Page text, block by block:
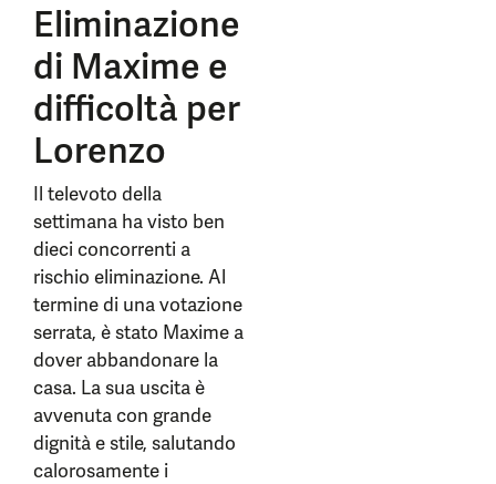
Eliminazione
di Maxime e
difficoltà per
Lorenzo
Il televoto della
settimana ha visto ben
dieci concorrenti a
rischio eliminazione. Al
termine di una votazione
serrata, è stato Maxime a
dover abbandonare la
casa. La sua uscita è
avvenuta con grande
dignità e stile, salutando
calorosamente i